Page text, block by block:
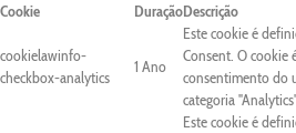
Cookie
DuraçãoDescrição
cookielawinfo-
checkbox-analytics
1 Ano
Este cookie é
Consent. O cookie
consentimento do
categoria
Este cookie é